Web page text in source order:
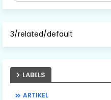
3/related/default
LABELS
ARTIKEL